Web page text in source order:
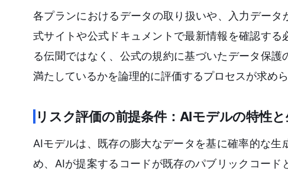
各プランにおけるデータの取り扱いや、入力デー
式サイトや公式ドキュメントで最新情報を確認す
る伝聞ではなく、公式の規約に基づいたデータ保
満たしているかを論理的に評価するプロセスが求めら
リスク評価の前提条件：AIモデルの特性
AIモデルは、既存の膨大なデータを基に確率的な
め、AIが提案するコードが既存のパブリックコー